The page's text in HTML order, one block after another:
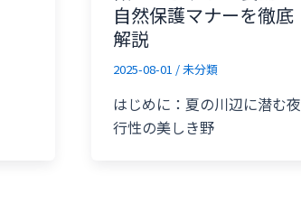
自然保護マナーを徹底
解説
2025-08-01 /未分類
はじめに：夏の川辺に潜む夜
行性の美しき野